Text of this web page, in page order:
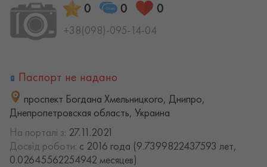
0 0 0
+38(098)-095-14-04
Паспорт не надано
проспект Богдана Хмельницкого, Днипро,
Днепропетровская область, Украина
На порталі з: 27.11.2021
Досвід роботи: с 2016 года (9.7399822437593 лет,
0.02645562254942 месяцев)